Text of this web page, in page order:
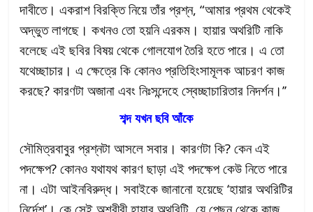
দাবীতে। একরাশ বিরক্তি নিয়ে তাঁর প্রশ্ন, “আমার প্রথম থেকেই
অদ্ভুত লাগছে। কখনও তো হয়নি এরকম। হায়ার অথরিটি নাকি
বলেছে এই ছবির বিষয় থেকে গোলযোগ তৈরি হতে পারে। এ তো
যথেচ্ছাচার। এ ক্ষেত্রে কি কোনও প্রতিহিংসামূলক আচরণ কাজ
করছে? কারণটা অজানা এবং নিঃসন্দেহে স্বেচ্ছাচারিতার নিদর্শন।’’
শব্দ যখন ছবি আঁকে
সৌমিত্রবাবুর প্রশ্নটা আসলে সবার। কারণটা কি? কেন এই
পদক্ষেপ? কোনও যথাযথ কারণ ছাড়া এই পদক্ষেপ কেউ নিতে পারে
না। এটা আইনবিরুদ্ধ। সবাইকে জানানো হয়েছে ‘হায়ার অথরিটির